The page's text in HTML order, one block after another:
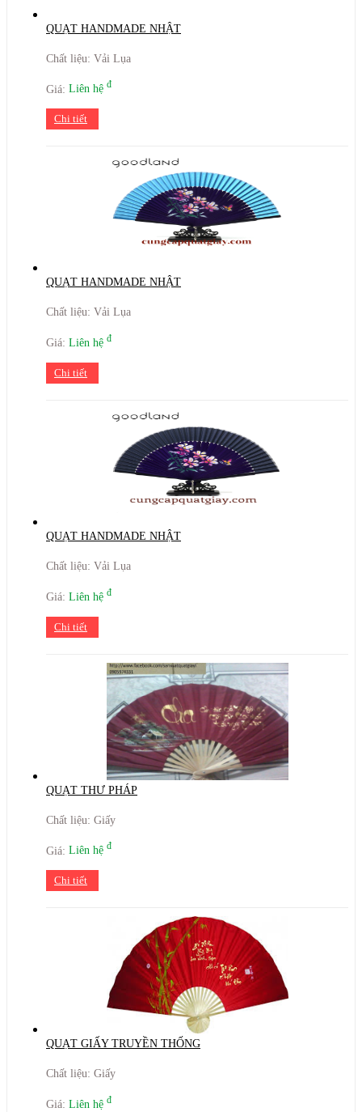
QUẠT HANDMADE NHẬT
Chất liệu: Vải Lụa
Giá: Liên hệ đ
Chi tiết
QUẠT HANDMADE NHẬT
Chất liệu: Vải Lụa
Giá: Liên hệ đ
Chi tiết
QUẠT HANDMADE NHẬT
Chất liệu: Vải Lụa
Giá: Liên hệ đ
Chi tiết
QUẠT THƯ PHÁP
Chất liệu: Giấy
Giá: Liên hệ đ
Chi tiết
QUẠT GIẤY TRUYỀN THỐNG
Chất liệu: Giấy
Giá: Liên hệ đ